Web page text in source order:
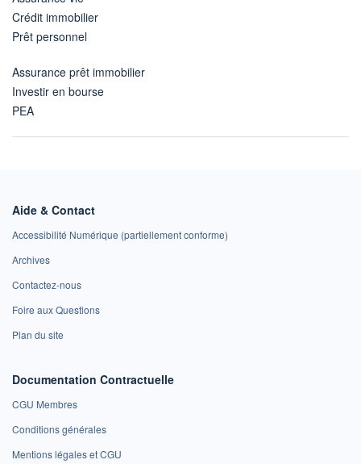
Crédit immobilier
Prêt personnel
Assurance prêt immobilier
Investir en bourse
PEA
Aide & Contact
Accessibilité Numérique (partiellement conforme)
Archives
Contactez-nous
Foire aux Questions
Plan du site
Documentation Contractuelle
CGU Membres
Conditions générales
Mentions légales et CGU